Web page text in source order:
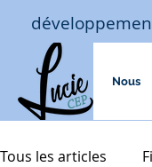
Nous
Tous les articles